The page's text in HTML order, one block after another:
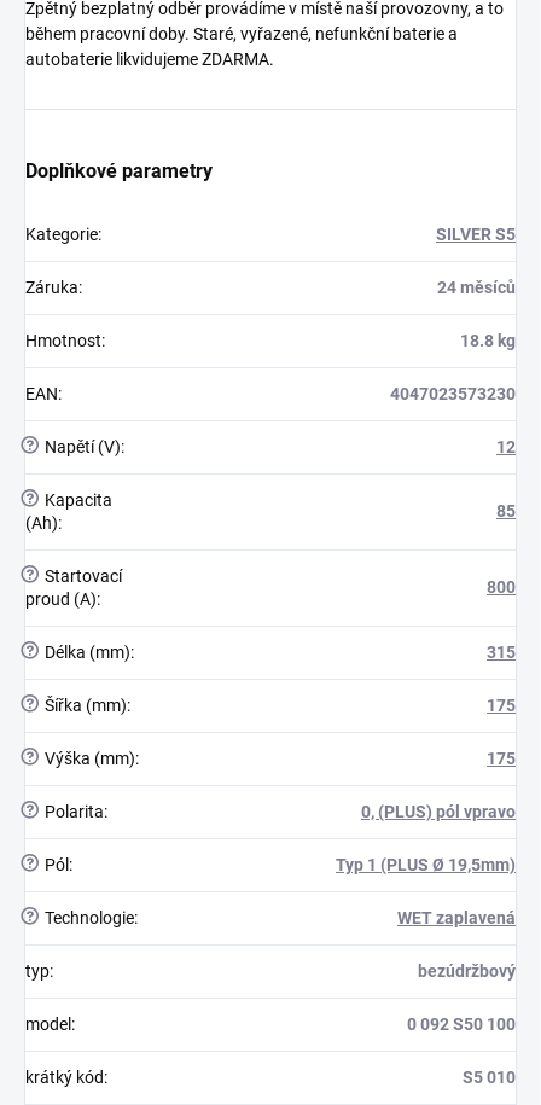
Zpětný bezplatný odběr provádíme v místě naší provozovny, a to
během pracovní doby. Staré, vyřazené, nefunkční baterie a
autobaterie likvidujeme ZDARMA.
Doplňkové parametry
Kategorie: SILVER S5
Záruka: 24 měsíců
Hmotnost: 18.8 kg
EAN: 4047023573230
? Napětí (V): 12
?
Kapacita
(Ah):
85
? Startovací
proud (A):
800
? Délka (mm): 315
? Šířka (mm): 175
? Výška (mm): 175
? Polarita: 0, (PLUS) pól vpravo
? Pól: Typ 1 (PLUS Ø 19,5mm)
? Technologie: WET zaplavená
typ: bezúdržbový
model: 0 092 S50 100
krátký kód: S5 010